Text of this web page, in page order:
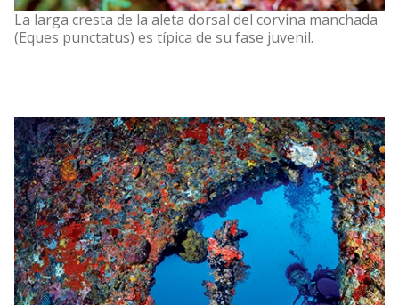
La larga cresta de la aleta dorsal del corvina manchada
(Eques punctatus) es típica de su fase juvenil.